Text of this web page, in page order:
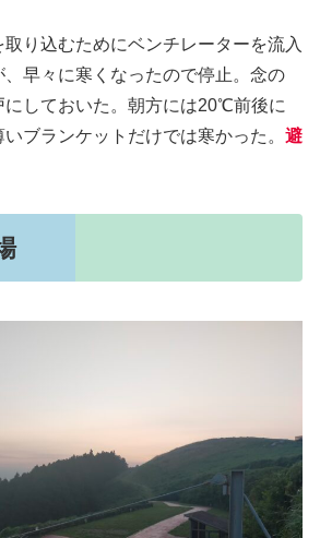
り込むためにベンチレーターを流入
早々に寒くなったので停止。念の
にしておいた。朝方には20℃前後に
ブランケットだけでは寒かった。 避